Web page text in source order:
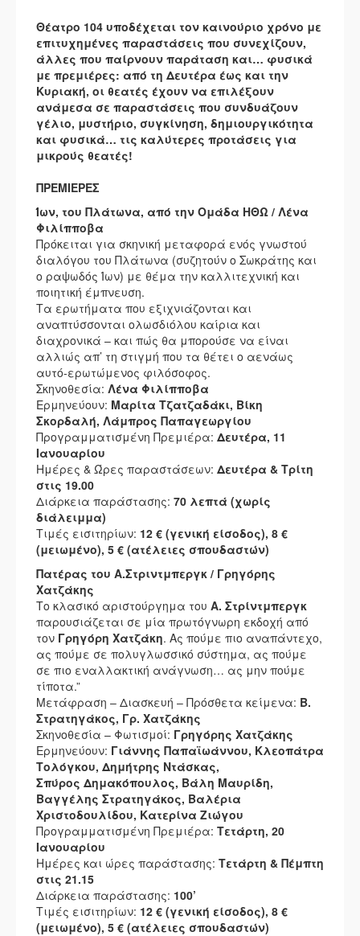
Θέατρο 104 υποδέχεται τον καινούριο χρόνο με
επιτυχημένες παραστάσεις που συνεχίζουν,
άλλες που παίρνουν παράταση και… φυσικά
με πρεμιέρες: από τη Δευτέρα έως και την
Κυριακή, οι θεατές έχουν να επιλέξουν
ανάμεσα σε παραστάσεις που συνδυάζουν
γέλιο, μυστήριο, συγκίνηση, δημιουργικότητα
και φυσικά… τις καλύτερες προτάσεις για
μικρούς θεατές!
ΠΡΕΜΙΕΡΕΣ
Ίων, του Πλάτωνα, από την Ομάδα ΗΘΩ / Λένα
Φιλίπποβα
Πρόκειται για σκηνική μεταφορά ενός γνωστού
διαλόγου του Πλάτωνα (συζητούν ο Σωκράτης και
ο ραψωδός Ίων) με θέμα την καλλιτεχνική και
ποιητική έμπνευση.
Τα ερωτήματα που εξιχνιάζονται και
αναπτύσσονται ολωσδιόλου καίρια και
διαχρονικά – και πώς θα μπορούσε να είναι
αλλιώς απ’ τη στιγμή που τα θέτει ο αενάως
αυτό-ερωτώμενος φιλόσοφος.
Σκηνοθεσία: Λένα Φιλίπποβα
Ερμηνεύουν: Μαρίτα Τζατζαδάκι, Βίκη
Σκορδαλή, Λάμπρος Παπαγεωργίου
Προγραμματισμένη Πρεμιέρα: Δευτέρα, 11
Ιανουαρίου
Ημέρες & Ώρες παραστάσεων: Δευτέρα & Τρίτη
στις 19.00
Διάρκεια παράστασης: 70 λεπτά (χωρίς
διάλειμμα)
Τιμές εισιτηρίων: 12 € (γενική είσοδος), 8 €
(μειωμένο), 5 € (ατέλειες σπουδαστών)
Πατέρας του Α.Στριντμπεργκ / Γρηγόρης
Χατζάκης
Το κλασικό αριστούργημα του Α. Στρίντμπεργκ
παρουσιάζεται σε μία πρωτόγνωρη εκδοχή από
τον Γρηγόρη Χατζάκη. Ας πούμε πιο αναπάντεχο,
ας πούμε σε πολυγλωσσικό σύστημα, ας πούμε
σε πιο εναλλακτική ανάγνωση… ας μην πούμε
τίποτα.”
Μετάφραση – Διασκευή – Πρόσθετα κείμενα: Β.
Στρατηγάκος, Γρ. Χατζάκης
Σκηνοθεσία – Φωτισμοί: Γρηγόρης Χατζάκης
Ερμηνεύουν: Γιάννης Παπαϊωάννου, Κλεοπάτρα
Τολόγκου, Δημήτρης Ντάσκας,
Σπύρος Δημακόπουλος, Βάλη Μαυρίδη,
Βαγγέλης Στρατηγάκος, Βαλέρια
Χριστοδουλίδου, Κατερίνα Ζιώγου
Προγραμματισμένη Πρεμιέρα: Τετάρτη, 20
Ιανουαρίου
Ημέρες και ώρες παράστασης: Τετάρτη & Πέμπτη
στις 21.15
Διάρκεια παράστασης: 100’
Τιμές εισιτηρίων: 12 € (γενική είσοδος), 8 €
(μειωμένο), 5 € (ατέλειες σπουδαστών)